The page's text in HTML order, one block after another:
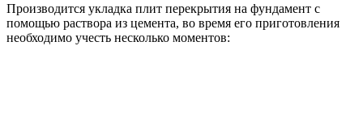
Производится укладка плит перекрытия на фундамент с
помощью раствора из цемента, во время его приготовления
необходимо учесть несколько моментов: